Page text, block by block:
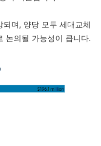
며, 양당 모두 세대교체
논의될 가능성이 큽니다.